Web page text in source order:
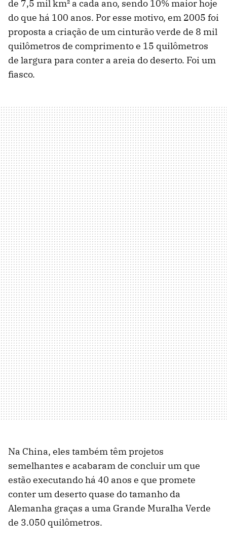
de 7,5 mil km² a cada ano, sendo 10% maior hoje
do que há 100 anos. Por esse motivo, em 2005 foi
proposta a criação de um cinturão verde de 8 mil
quilômetros de comprimento e 15 quilômetros
de largura para conter a areia do deserto. Foi um
fiasco.
Na China, eles também têm projetos
semelhantes e acabaram de concluir um que
estão executando há 40 anos e que promete
conter um deserto quase do tamanho da
Alemanha graças a uma Grande Muralha Verde
de 3.050 quilômetros.